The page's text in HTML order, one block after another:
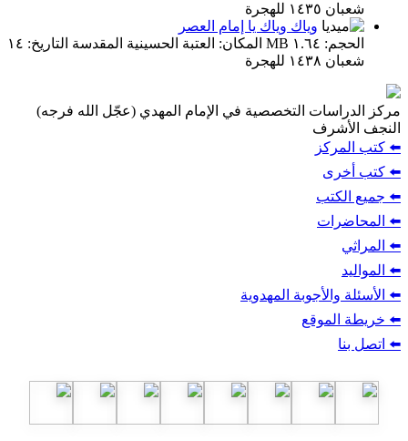
شعبان ١٤٣٥ للهجرة
وياك وياك يا إمام العصر
الحجم: ١.٦٤ MB المكان: العتبة الحسينية المقدسة التاريخ: ١٤
شعبان ١٤٣٨ للهجرة
مركز الدراسات التخصصية في الإمام المهدي (عجّل الله فرجه)
النجف الأشرف
⬅️ كتب المركز
⬅️ كتب أخرى
⬅️ جميع الكتب
⬅️ المحاضرات
⬅️ المراثي
⬅️ المواليد
⬅️ الأسئلة والأجوبة المهدوية
⬅️ خريطة الموقع
⬅️ اتصل بنا